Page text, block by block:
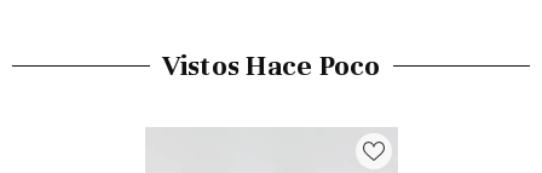
Vistos Hace Poco